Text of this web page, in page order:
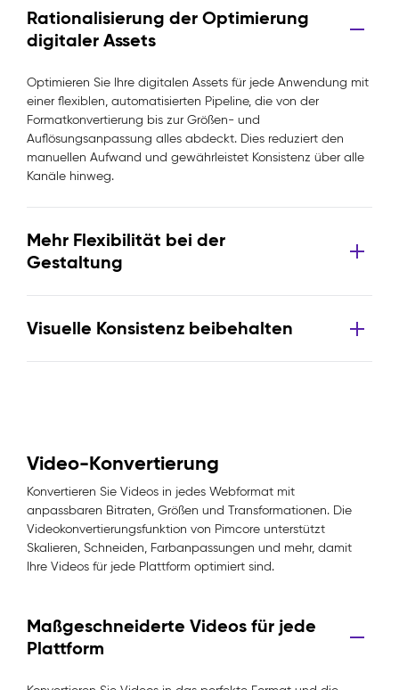
Rationalisierung der Optimierung
digitaler Assets
Optimieren Sie Ihre digitalen Assets für jede Anwendung mit
einer flexiblen, automatisierten Pipeline, die von der
Formatkonvertierung bis zur Größen- und
Auflösungsanpassung alles abdeckt. Dies reduziert den
manuellen Aufwand und gewährleistet Konsistenz über alle
Kanäle hinweg.
Mehr Flexibilität bei der
Gestaltung
Visuelle Konsistenz beibehalten
Video-Konvertierung
Konvertieren Sie Videos in jedes Webformat mit
anpassbaren Bitraten, Größen und Transformationen. Die
Videokonvertierungsfunktion von Pimcore unterstützt
Skalieren, Schneiden, Farbanpassungen und mehr, damit
Ihre Videos für jede Plattform optimiert sind.
Maßgeschneiderte Videos für jede
Plattform